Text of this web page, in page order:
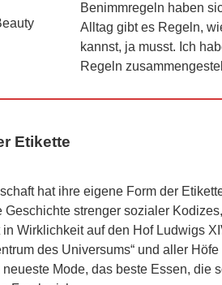
Benimmregeln haben
Alltag gibt es Regeln,
kannst, ja musst. Ich
Regeln
Etikette
hat ihre eigene Form der
Geschichte strenger sozialer
Wirklichkeit auf den Hof Ludwigs
des Universums“ und aller
Mode, das beste Essen, die